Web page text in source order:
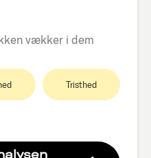
vækker i dem
Tristhed